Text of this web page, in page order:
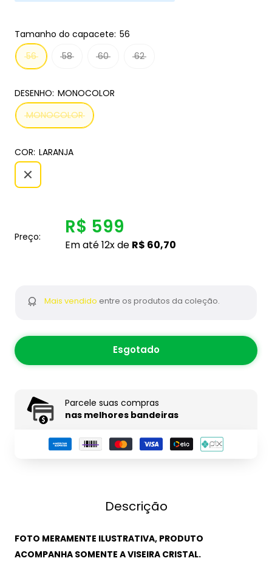
Tamanho do capacete: 56
56
58 60 62
DESENHO: MONOCOLOR
MONOCOLOR
COR: LARANJA
Preço: R$ 599
Em até 12x de R$ 60,70
Mais vendido entre os produtos da coleção.
Esgotado
Parcele suas compras
nas melhores bandeiras
Descrição
FOTO MERAMENTE ILUSTRATIVA, PRODUTO
ACOMPANHA SOMENTE A VISEIRA CRISTAL.